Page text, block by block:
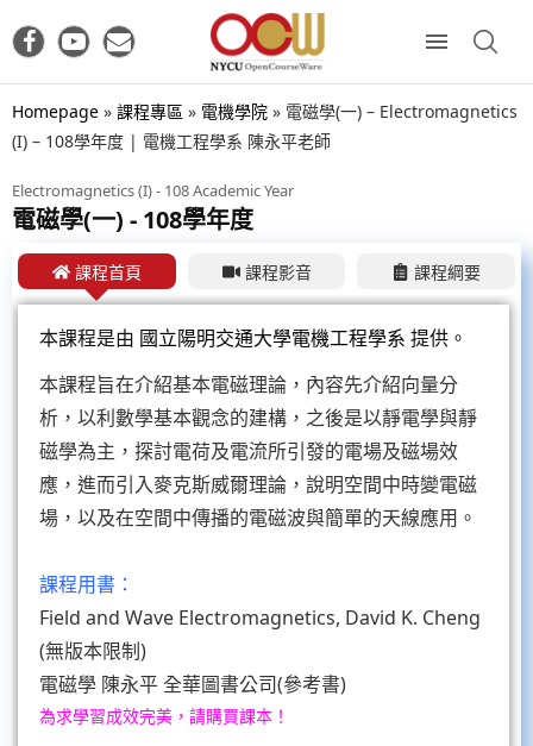
Homepage » 課程專區 » 電機學院 » 電磁學(一) – Electromagnetics
(I) – 108學年度 | 電機工程學系 陳永平老師
Electromagnetics (I) - 108 Academic Year
電磁學(一) - 108學年度
課程首頁 課程影音 課程綱要
本課程是由 國立陽明交通大學電機工程學系 提供。
本課程旨在介紹基本電磁理論，內容先介紹向量分
析，以利數學基本觀念的建構，之後是以靜電學與靜
磁學為主，探討電荷及電流所引發的電場及磁場效
應，進而引入麥克斯威爾理論，說明空間中時變電磁
場，以及在空間中傳播的電磁波與簡單的天線應用。
課程用書：
Field and Wave Electromagnetics, David K. Cheng
(無版本限制)
電磁學 陳永平 全華圖書公司(參考書)
為求學習成效完美，請購買課本！